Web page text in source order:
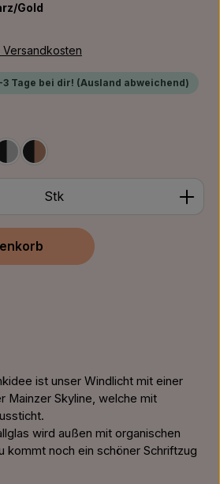
Gold
Versandkosten
Tage bei dir! (Ausland abweichend)
Gold
Schwarz/Silber
Schwarz/Bronze
den gewünschten Wert ein
Stk
ist unser Windlicht mit einer
Mainzer Skyline, welche mit
wird außen mit organischen
kommt noch ein schöner Schriftzug